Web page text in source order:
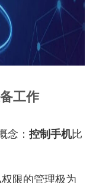
工作
念： 控制手机比
限的管理极为